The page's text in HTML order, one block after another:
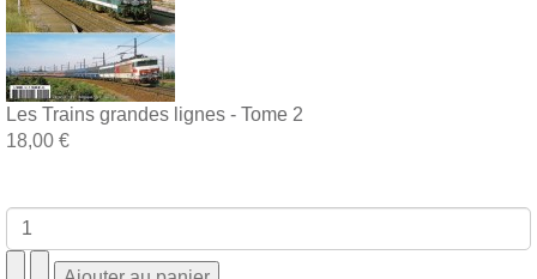
Les Trains grandes lignes - Tome 2
18,00 €